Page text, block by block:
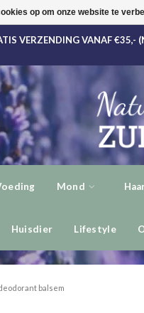
VERZENDING VANAF €35,-
Mond
Huisdier Lifestyle
balsem
op om onze website te